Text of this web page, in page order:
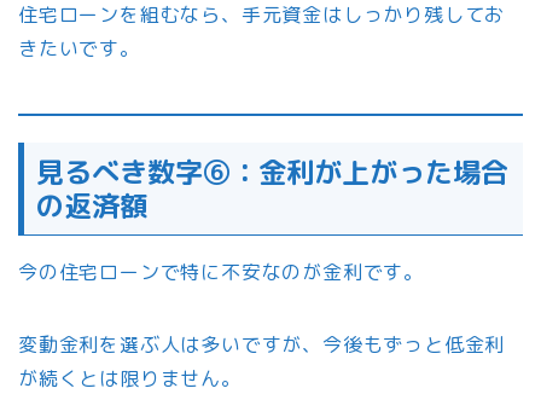
住宅ローンを組むなら、手元資金はしっかり残してお
きたいです。
見るべき数字⑥：金利が上がった場合
の返済額
今の住宅ローンで特に不安なのが金利です。
変動金利を選ぶ人は多いですが、今後もずっと低金利
が続くとは限りません。